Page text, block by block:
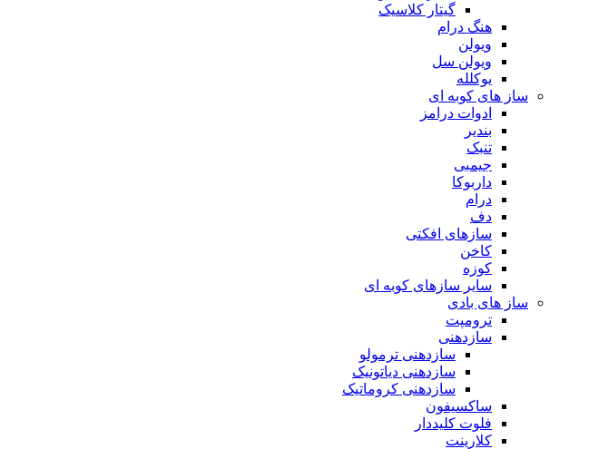
گیتار کلاسیک
هنگ درام
ویولن
ویولن سل
یوکلله
ساز های کوبه ای
ادوات درامز
بندیر
تنبک
جیمبی
داربوکا
درام
دف
سازهای افکتی
کاخن
کوزه
سایر سازهای کوبه ای
ساز های بادی
ترومپت
سازدهنی
سازدهنی ترمولو
سازدهنی دیاتونیک
سازدهنی کروماتیک
ساکسیفون
فلوت کلیددار
کلارینت